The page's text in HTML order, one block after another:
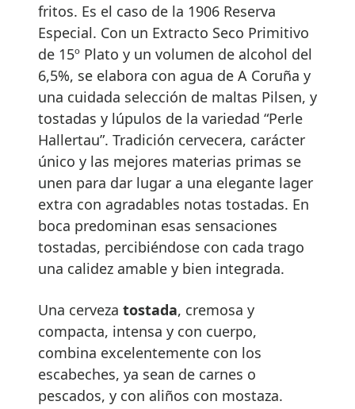
fritos. Es el caso de la 1906 Reserva
Especial. Con un Extracto Seco Primitivo
de 15º Plato y un volumen de alcohol del
6,5%, se elabora con agua de A Coruña y
una cuidada selección de maltas Pilsen, y
tostadas y lúpulos de la variedad “Perle
Hallertau”. Tradición cervecera, carácter
único y las mejores materias primas se
unen para dar lugar a una elegante lager
extra con agradables notas tostadas. En
boca predominan esas sensaciones
tostadas, percibiéndose con cada trago
una calidez amable y bien integrada.
Una cerveza tostada, cremosa y
compacta, intensa y con cuerpo,
combina excelentemente con los
escabeches, ya sean de carnes o
pescados, y con aliños con mostaza.